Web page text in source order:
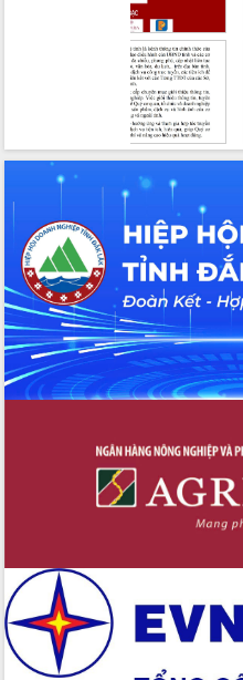
Tháo gỡ những vướng mắc, đẩy mạnh
công tác cải cách thủ tục hành chính
tại Trung tâm Phục vụ hành chính
Đắk Lắk: Tôn vinh 46 giải pháp tại Hội
thi Sáng tạo Kỹ thuật 2024 - 2025
Đắk Lắk rà soát, điều chỉnh Đề án 190
về phát triển nuôi trồng thủy sản
Phó Chủ tịch UBND tỉnh Đắk Lắk
Trương Công Thái kiểm tra thực địa
Dự án cao tốc Khánh Hòa - Buôn Ma
Thuột
Định vị cà phê Việt Nam như một “di
sản sống” trong dòng chảy toàn cầu
Xây dựng nông thôn mới: Nâng cao đời
sống người dân từ những mô hình thiết
thực
nhanh tiến độ các dự án trọng điểm
trong Khu kinh tế Nam Phú Yên
Hòn Yến phát triển du lịch gắn với bảo
Đắk Lắk thời kỳ 2021-2030, tầm nhìn
đến năm 2050
Phát động chiến dịch 30 ngày đêm
giải phóng mặt bằng Tuyến đường bộ
ven biển